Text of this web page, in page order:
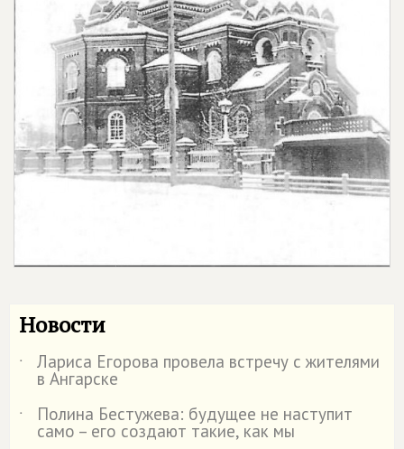
Новости
˙ Лариса Егорова провела встречу с жителями
в Ангарске
˙
Полина Бестужева: будущее не наступит
само – его создают такие, как мы